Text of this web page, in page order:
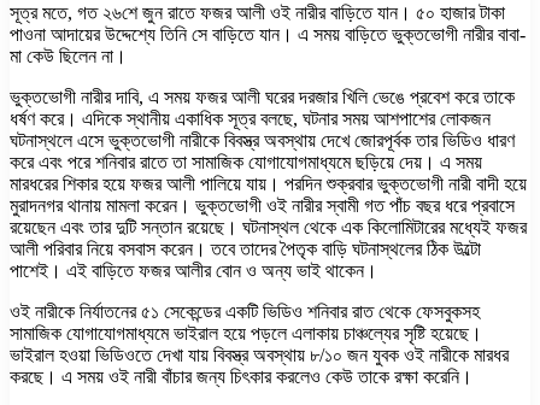
সূত্র মতে, গত ২৬শে জুন রাতে ফজর আলী ওই নারীর বাড়িতে যান। ৫০ হাজার টাকা
পাওনা আদায়ের উদ্দেশ্যে তিনি সে বাড়িতে যান। এ সময় বাড়িতে ভুক্তভোগী নারীর বাবা-
মা কেউ ছিলেন না।
ভুক্তভোগী নারীর দাবি, এ সময় ফজর আলী ঘরের দরজার খিলি ভেঙে প্রবেশ করে তাকে
ধর্ষণ করে। এদিকে স্থানীয় একাধিক সূত্র বলছে, ঘটনার সময় আশপাশের লোকজন
ঘটনাস্থলে এসে ভুক্তভোগী নারীকে বিবস্ত্র অবস্থায় দেখে জোরপূর্বক তার ভিডিও ধারণ
করে এবং পরে শনিবার রাতে তা সামাজিক যোগাযোগমাধ্যমে ছড়িয়ে দেয়। এ সময়
মারধরের শিকার হয়ে ফজর আলী পালিয়ে যায়। পরদিন শুক্রবার ভুক্তভোগী নারী বাদী হয়ে
মুরাদনগর থানায় মামলা করেন। ভুক্তভোগী ওই নারীর স্বামী গত পাঁচ বছর ধরে প্রবাসে
রয়েছেন এবং তার দুটি সন্তান রয়েছে। ঘটনাস্থল থেকে এক কিলোমিটারের মধ্যেই ফজর
আলী পরিবার নিয়ে বসবাস করেন। তবে তাদের পৈতৃক বাড়ি ঘটনাস্থলের ঠিক উল্টো
পাশেই। এই বাড়িতে ফজর আলীর বোন ও অন্য ভাই থাকেন।
ওই নারীকে নির্যাতনের ৫১ সেকেন্ডের একটি ভিডিও শনিবার রাত থেকে ফেসবুকসহ
সামাজিক যোগাযোগমাধ্যমে ভাইরাল হয়ে পড়লে এলাকায় চাঞ্চল্যের সৃষ্টি হয়েছে।
ভাইরাল হওয়া ভিডিওতে দেখা যায় বিবস্ত্র অবস্থায় ৮/১০ জন যুবক ওই নারীকে মারধর
করছে। এ সময় ওই নারী বাঁচার জন্য চিৎকার করলেও কেউ তাকে রক্ষা করেনি।